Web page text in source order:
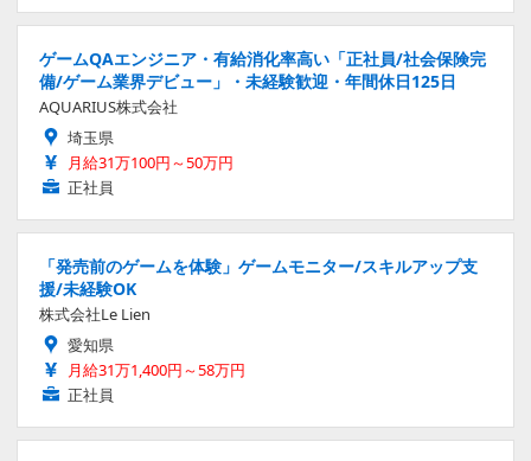
ゲームQAエンジニア・有給消化率高い「正社員/社会保険完
備/ゲーム業界デビュー」・未経験歓迎・年間休日125日
AQUARIUS株式会社
埼玉県
月給31万100円～50万円
正社員
「発売前のゲームを体験」ゲームモニター/スキルアップ支
援/未経験OK
株式会社Le Lien
愛知県
月給31万1,400円～58万円
正社員